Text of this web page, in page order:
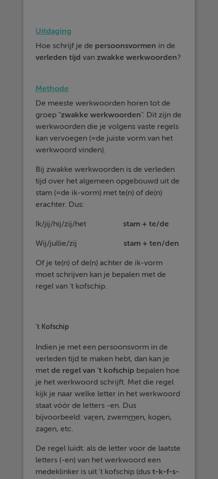
Uitdaging
Hoe schrijf je de persoonsvormen in de
verleden tijd vanzwakke werkwoorden?
Methode
De meeste werkwoorden horen tot de
groep "zwakke werkwoorden". Dit zijn de
werkwoorden die je volgens vaste regels
kan vervoegen (=de juiste vorm van het
werkwoord vinden).
Bij zwakke werkwoorden is de verleden
tijd over het algemeen opgebouwd uit de
stam (=de ik-vorm) met te(n) of de(n)
erachter. Dus:
Ik/jij/hij/zij/hetstam + te/de
Wij/jullie/zijstam + ten/den
Of je te(n) of de(n) achter de ik-vorm
moet schrijven kan je bepalen met de
regel van 't kofschip.
't Kofschip
Indien je met een persoonsvorm in de
verleden tijd te maken hebt, dan kan je
metde regel van 't kofschip bepalen hoe
je het werkwoord schrijft. Met die regel
kijk je naar welke letter in het werkwoord
staat vóór de letters -en. Dus
bijvoorbeeld: varen, zwemmen, kopen,
zagen, etc.
De regel luidt: als de letter voor de laatste
letters (-en) van het werkwoord een
medeklinker is uit 't kofschip (dust-k-f-s-